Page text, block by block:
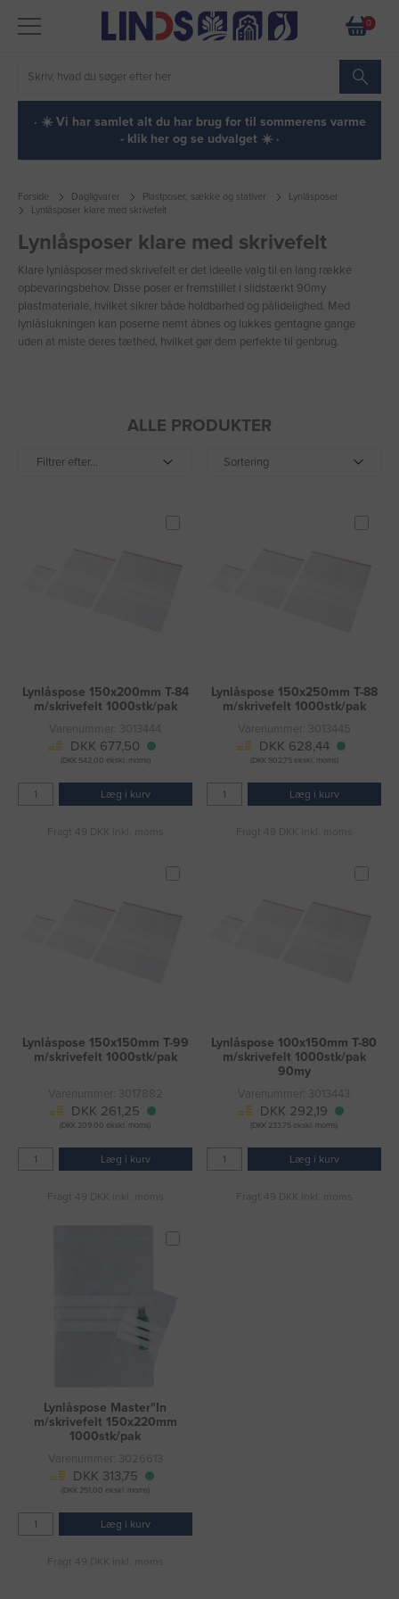
0
· ☀️ Vi har samlet alt du har brug for til sommerens varme
- klik her og se udvalget ☀️ ·
Forside Dagligvarer Plastposer, sække og stativer
Lynlåsposer
Lynlåsposer klare med skrivefelt
Lynlåsposer klare med skrivefelt
Klare lynlåsposer med skrivefelt er det ideelle valg til en lang række
opbevaringsbehov. Disse poser er fremstillet i slidstærkt 90my
plastmateriale, hvilket sikrer både holdbarhed og pålidelighed. Med
lynlåslukningen kan poserne nemt åbnes og lukkes gentagne gange
uden at miste deres tæthed, hvilket gør dem perfekte til genbrug.
ALLE PRODUKTER
Filtrer efter... Sortering
Lynlåspose 150x200mm T-84
m/skrivefelt 1000stk/pak
Varenummer: 3013444
DKK 677,50
(DKK 542,00 ekskl. moms)
Læg i kurv
Fragt 49 DKK inkl. moms
Lynlåspose 150x250mm T-88
m/skrivefelt 1000stk/pak
Varenummer: 3013445
DKK 628,44
(DKK 502,75 ekskl. moms)
Læg i kurv
Fragt 49 DKK inkl. moms
Lynlåspose 150x150mm T-99
m/skrivefelt 1000stk/pak
Varenummer: 3017882
DKK 261,25
(DKK 209,00 ekskl. moms)
Læg i kurv
Fragt 49 DKK inkl. moms
Lynlåspose 100x150mm T-80
m/skrivefelt 1000stk/pak
90my
Varenummer: 3013443
DKK 292,19
(DKK 233,75 ekskl. moms)
Læg i kurv
Fragt 49 DKK inkl. moms
Lynlåspose Master"In
m/skrivefelt 150x220mm
1000stk/pak
Varenummer: 3026613
DKK 313,75
(DKK 251,00 ekskl. moms)
Læg i kurv
Fragt 49 DKK inkl. moms